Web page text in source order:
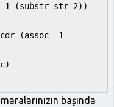
(substr str 2))
(assoc -1
başında